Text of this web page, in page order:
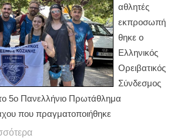
αθλητές
εκπροσωπή
θηκε ο
Ελληνικός
Ορειβατικός
Σύνδεσμος
5ο Πανελλήνιο Πρωτάθλημα
που πραγματοποιήθηκε